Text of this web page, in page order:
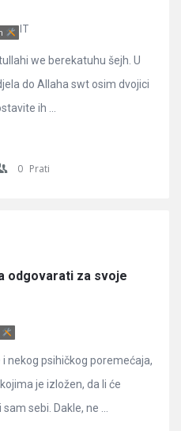
IT
we berekatuhu šejh. U
do Allaha swt osim dvojici
ih ...
0 Prati
odgovarati za svoje
nekog psihičkog poremećaja,
je izložen, da li će
sebi. Dakle, ne ...